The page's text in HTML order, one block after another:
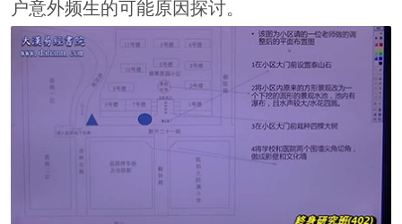
户意外频生的可能原因探讨。